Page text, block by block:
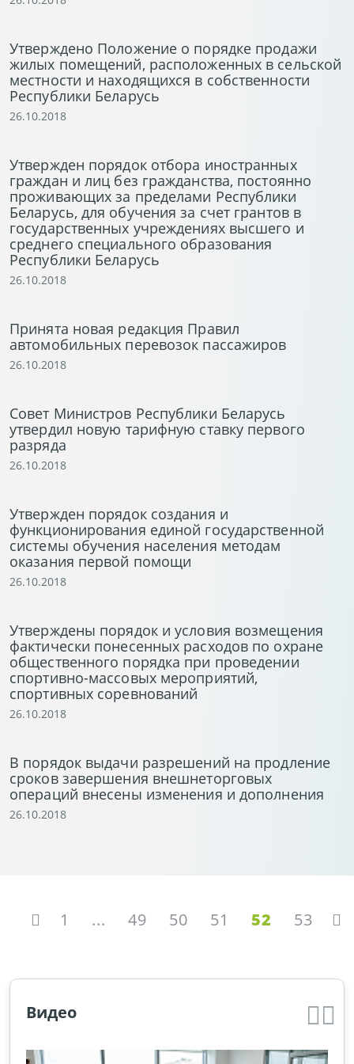
Утверждено Положение о порядке продажи
жилых помещений, расположенных в сельской
местности и находящихся в собственности
Республики Беларусь
26.10.2018
Утвержден порядок отбора иностранных
граждан и лиц без гражданства, постоянно
проживающих за пределами Республики
Беларусь, для обучения за счет грантов в
государственных учреждениях высшего и
среднего специального образования
Республики Беларусь
26.10.2018
Принята новая редакция Правил
автомобильных перевозок пассажиров
26.10.2018
Совет Министров Республики Беларусь
утвердил новую тарифную ставку первого
разряда
26.10.2018
Утвержден порядок создания и
функционирования единой государственной
системы обучения населения методам
оказания первой помощи
26.10.2018
Утверждены порядок и условия возмещения
фактически понесенных расходов по охране
общественного порядка при проведении
спортивно-массовых мероприятий,
спортивных соревнований
26.10.2018
В порядок выдачи разрешений на продление
сроков завершения внешнеторговых
операций внесены изменения и дополнения
26.10.2018
1 ... 49 50 51 52 53
Видео